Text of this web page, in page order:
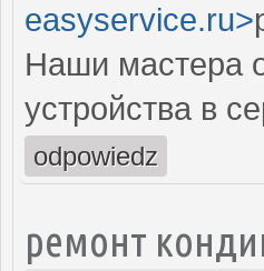
easyservice.ru>
Наши мастера
устройства в
odpowiedz
ремонт